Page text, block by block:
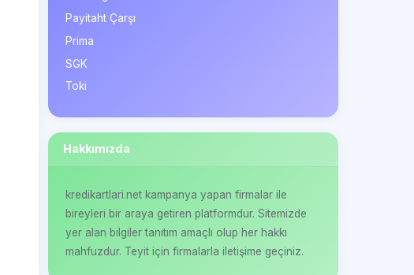
Payitaht Çarşı
Prima
SGK
Toki
Hakkımızda
kredikartlari.net kampanya yapan firmalar ile
bireyleri bir araya getiren platformdur. Sitemizde
yer alan bilgiler tanıtım amaçlı olup her hakkı
mahfuzdur. Teyit için firmalarla iletişime geçiniz.